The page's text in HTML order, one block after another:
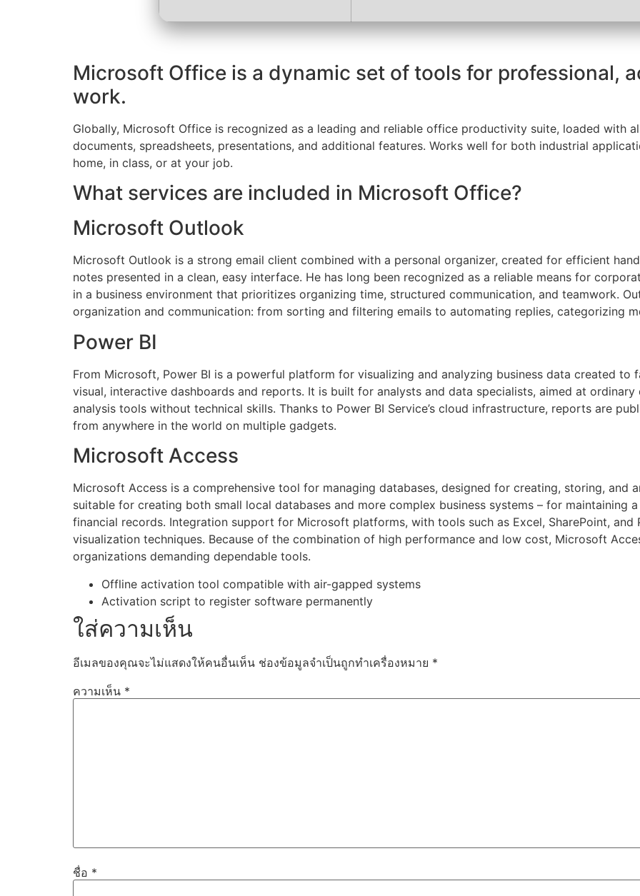
Microsoft Office is a dynamic set of tools for professional,
work.
Globally, Microsoft Office is recognized as a leading and reliable office productivity suite, loaded with
documents, spreadsheets, presentations, and additional features. Works well for both industrial
home, in class, or at your job.
What services are included in Microsoft Office?
Microsoft Outlook
Microsoft Outlook is a strong email client combined with a personal organizer, created for efficient
notes presented in a clean, easy interface. He has long been recognized as a reliable means for
in a business environment that prioritizes organizing time, structured communication, and teamwork.
organization and communication: from sorting and filtering emails to automating replies, categorizing
Power BI
From Microsoft, Power BI is a powerful platform for visualizing and analyzing business data created
visual, interactive dashboards and reports. It is built for analysts and data specialists, aimed at ordinary
analysis tools without technical skills. Thanks to Power BI Service’s cloud infrastructure, reports are
from anywhere in the world on multiple gadgets.
Microsoft Access
Microsoft Access is a comprehensive tool for managing databases, designed for creating, storing, and
suitable for creating both small local databases and more complex business systems – for maintaining
financial records. Integration support for Microsoft platforms, with tools such as Excel, SharePoint, and
visualization techniques. Because of the combination of high performance and low cost, Microsoft
organizations demanding dependable tools.
Offline activation tool compatible with air-gapped systems
Activation script to register software permanently
ใส่ความเห็น
อีเมลของคุณจะไม่แสดงให้คนอื่นเห็น ช่องข้อมูลจำเป็นถูกทำเครื่องหมาย *
ความเห็น *
ชื่อ *